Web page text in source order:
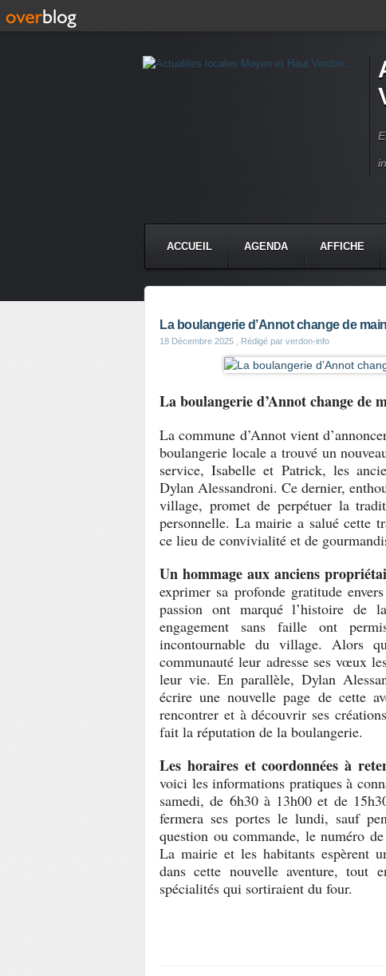
ACCUEIL AGENDA AFFICHE
La boulangerie d’Annot change de
18 Décembre 2025 , Rédigé par verdon-info
La boulangerie d’Annot change de
La commune d’Annot vient
boulangerie locale a trouvé un
service, Isabelle et Patrick, les
Dylan Alessandroni. Ce dernier,
village, promet de perpétuer la
personnelle. La mairie a salué cette
ce lieu de convivialité et de
Un hommage aux anciens
exprimer sa profonde gratitude
passion ont marqué l’histoire de
engagement sans faille ont
incontournable du village. Alors
communauté leur adresse ses vœux
leur vie. En parallèle, Dylan
écrireune nouvelle page de cette
rencontrer et à découvrir ses
fait la réputation de la boulangerie.
Les horaires et coordonnées à
voici les informations pratiques à
samedi, de 6h30 à 13h00 et de
fermera ses portes le lundi, sauf
question ou commande, le numéro
La mairie et les habitants espèrent
dans cette nouvelle aventure,
spécialités qui sortiraient du four.